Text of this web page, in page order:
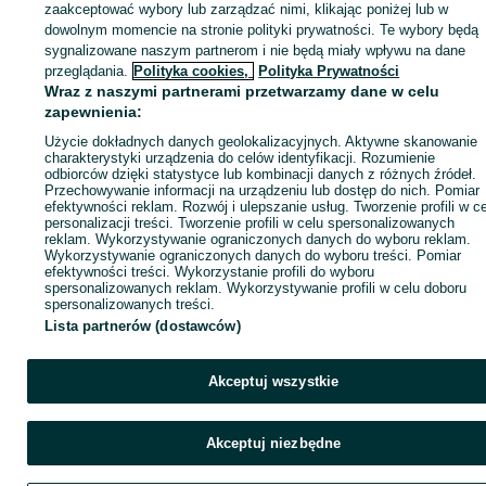
Zaloguj się / Załóż konto
zaakceptować wybory lub zarządzać nimi, klikając poniżej lub w
dowolnym momencie na stronie polityki prywatności. Te wybory będą
sygnalizowane naszym partnerom i nie będą miały wpływu na dane
przeglądania. Polityka cookies, Polityka Prywatności
Wraz z naszymi partnerami przetwarzamy dane w celu
zapewnienia:
Użycie dokładnych danych geolokalizacyjnych. Aktywne skanowanie
charakterystyki urządzenia do celów identyfikacji. Rozumienie
odbiorców dzięki statystyce lub kombinacji danych z różnych źródeł.
Przechowywanie informacji na urządzeniu lub dostęp do nich. Pomiar
efektywności reklam. Rozwój i ulepszanie usług. Tworzenie profili w
personalizacji treści. Tworzenie profili w celu spersonalizowanych
reklam. Wykorzystywanie ograniczonych danych do wyboru reklam.
Wykorzystywanie ograniczonych danych do wyboru treści. Pomiar
efektywności treści. Wykorzystanie profili do wyboru
spersonalizowanych reklam. Wykorzystywanie profili w celu doboru
spersonalizowanych treści.
Lista partnerów (dostawców)
Akceptuj wszystkie
Akceptuj niezbędne